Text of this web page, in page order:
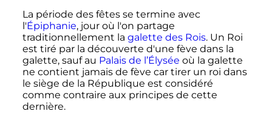
La période des fêtes se termine avec
l'Épiphanie, jour où l'on partage
traditionnellement la galette des Rois. Un Roi
est tiré par la découverte d'une fève dans la
galette, sauf au Palais de l’Élysée où la galette
ne contient jamais de fève car tirer un roi dans
le siège de la République est considéré
comme contraire aux principes de cette
dernière.